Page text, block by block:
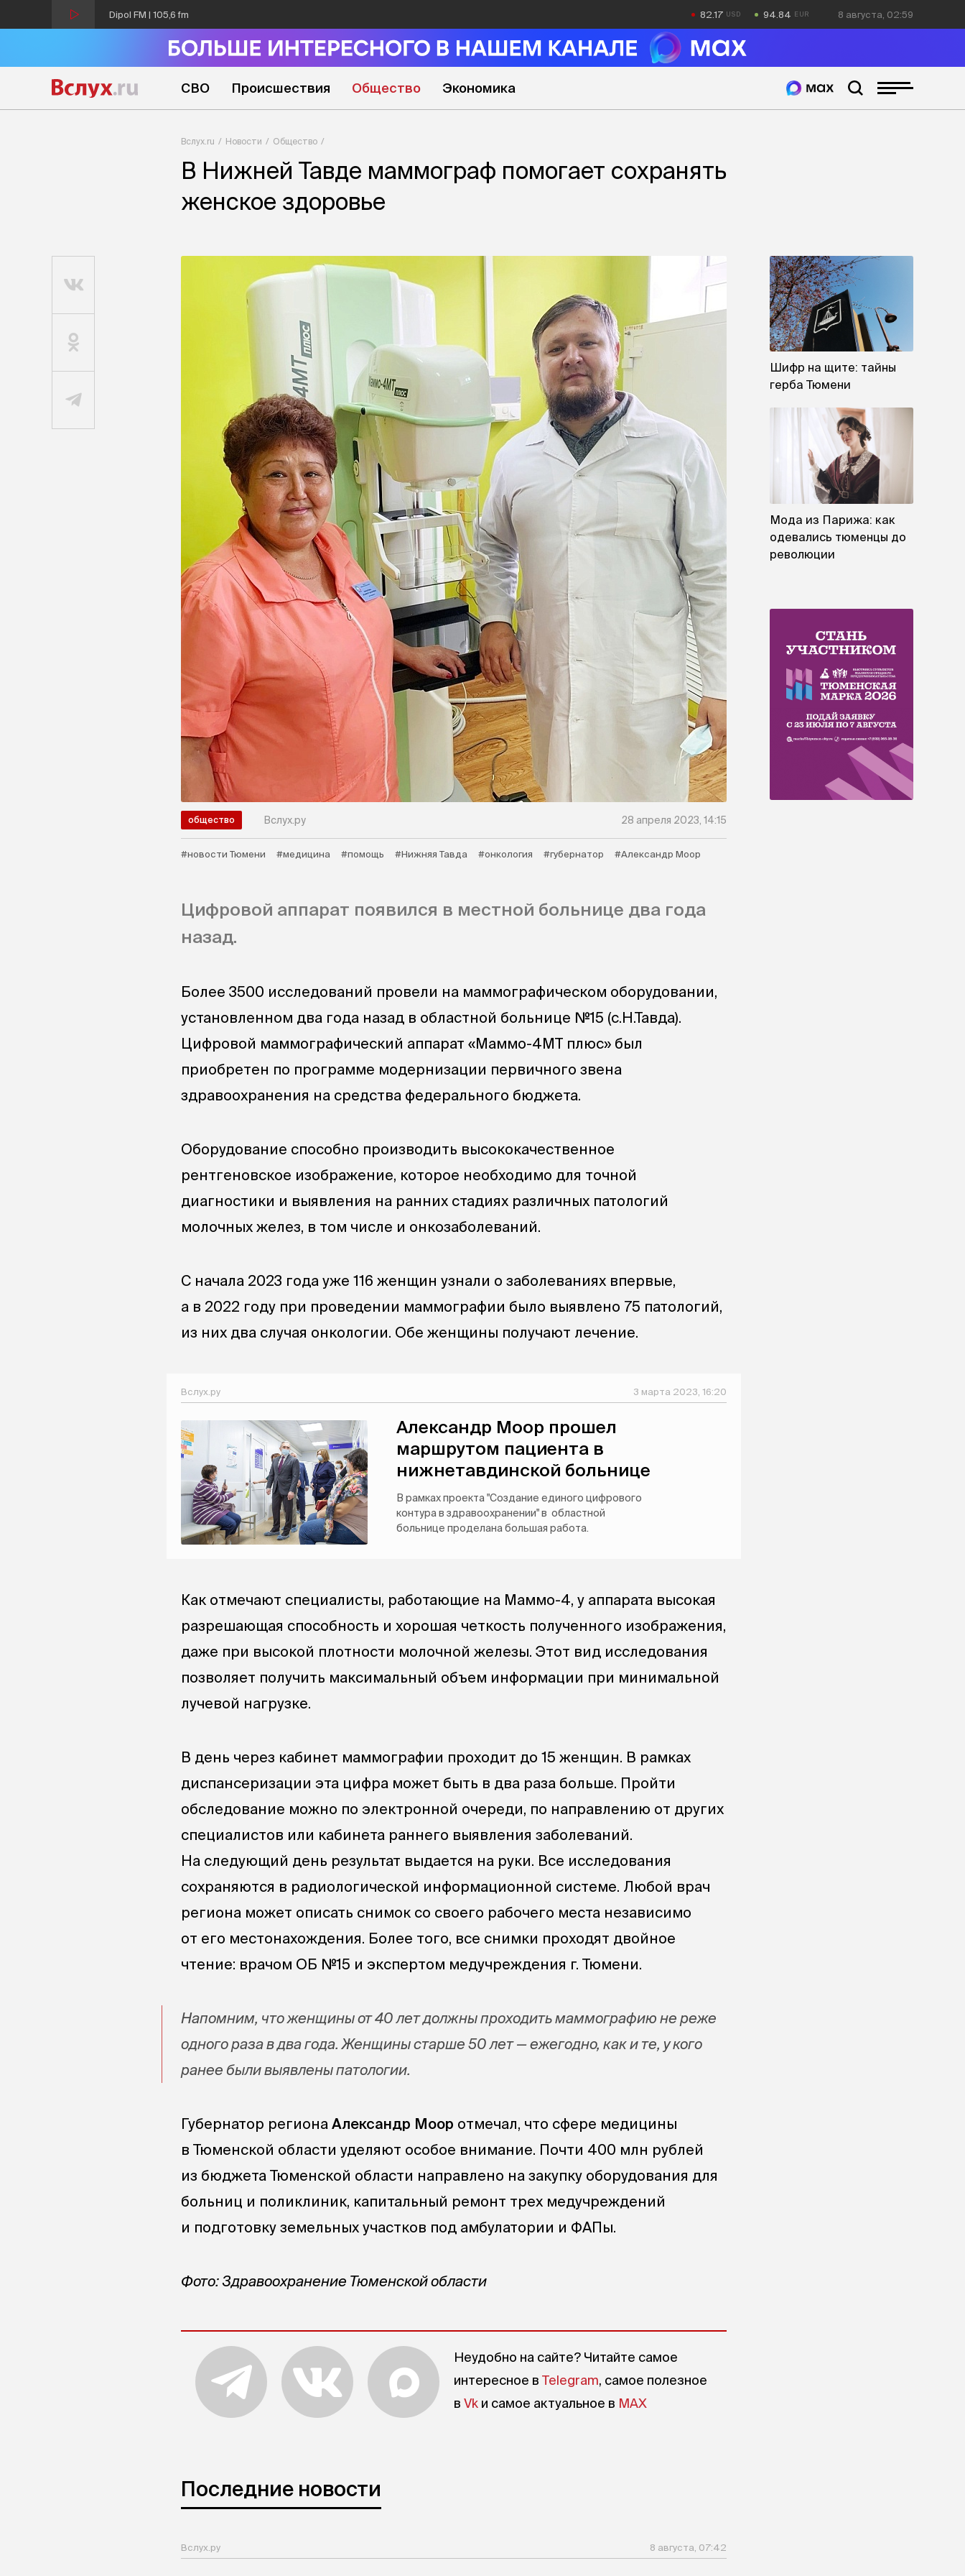
Dipol FM | 105,6 fm 82.17 94.84 8 августа, 02:59
СВО Происшествия Общество Экономика
Вслух.ru Новости Общество
В Нижней Тавде маммограф помогает сохранять
женское здоровье
общество Вслух.ру 28 апреля 2023, 14:15
#новости Тюмени #медицина #помощь #Нижняя Тавда #онкология #губернатор #Александр Моор
Цифровой аппарат появился в местной больнице два года
назад.
Более 3500 исследований провели на маммографическом оборудовании,
установленном два года назад в областной больнице №15 (с.Н.Тавда).
Цифровой маммографический аппарат «Маммо-4МТ плюс» был
приобретен по программе модернизации первичного звена
здравоохранения на средства федерального бюджета.
Оборудование способно производить высококачественное
рентгеновское изображение, которое необходимо для точной
диагностики и выявления на ранних стадиях различных патологий
молочных желез, в том числе и онкозаболеваний.
С начала 2023 года уже 116 женщин узнали о заболеваниях впервые,
а в 2022 году при проведении маммографии было выявлено 75 патологий,
из них два случая онкологии. Обе женщины получают лечение.
Вслух.ру 3 марта 2023, 16:20
Александр Моор прошел
маршрутом пациента в
нижнетавдинской больнице
В рамках проекта "Создание единого цифрового
контура в здравоохранении" в областной
больнице проделана большая работа.
Как отмечают специалисты, работающие на Маммо-4, у аппарата высокая
разрешающая способность и хорошая четкость полученного изображения,
даже при высокой плотности молочной железы. Этот вид исследования
позволяет получить максимальный объем информации при минимальной
лучевой нагрузке.
В день через кабинет маммографии проходит до 15 женщин. В рамках
диспансеризации эта цифра может быть в два раза больше. Пройти
обследование можно по электронной очереди, по направлению от других
специалистов или кабинета раннего выявления заболеваний.
На следующий день результат выдается на руки. Все исследования
сохраняются в радиологической информационной системе. Любой врач
региона может описать снимок со своего рабочего места независимо
от его местонахождения. Более того, все снимки проходят двойное
чтение: врачом ОБ №15 и экспертом медучреждения г. Тюмени.
Напомним, что женщины от 40 лет должны проходить маммографию не реже
одного раза в два года. Женщины старше 50 лет — ежегодно, как и те, у кого
ранее были выявлены патологии.
Губернатор региона Александр Моор отмечал, что сфере медицины
в Тюменской области уделяют особое внимание. Почти 400 млн рублей
из бюджета Тюменской области направлено на закупку оборудования для
больниц и поликлиник, капитальный ремонт трех медучреждений
и подготовку земельных участков под амбулатории и ФАПы.
Фото: Здравоохранение Тюменской области
Неудобно на сайте? Читайте самое
интересное в Telegram, самое полезное
в Vk и самое актуальное в MAX
Последние новости
Вслух.ру 8 августа, 07:42
Шифр на щите: тайны
герба Тюмени
Мода из Парижа: как
одевались тюменцы до
революции